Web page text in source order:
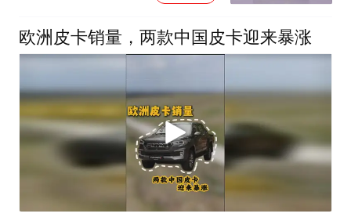
欧洲皮卡销量，两款中国皮卡迎来暴涨